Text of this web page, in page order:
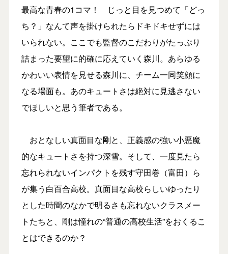
最高な青春の1コマ！ じっと目を見つめて「どっ
ち？」なんて声を掛けられたらドキドキせずには
いられない。ここでも監督のこだわりがたっぷり
詰まった要望に的確に応えていく森川。あらゆる
かわいい表情を見せる森川に、チーム一同笑顔に
なる場面も。あのキュートさは絶対に見逃さない
でほしいと思う筆者である。
おとなしい真面目な剛と、正義感の強い小悪魔
的なキュートさを持つ深雪。そして、一度見たら
忘れられないインパクトを残す守田巻（富田）ら
が集う白百合高校。真面目な高校らしいゆったり
とした時間のなかで明るさも忘れないクラスメー
トたちと、剛は憧れの“普通の高校生活”をおくるこ
とはできるのか？